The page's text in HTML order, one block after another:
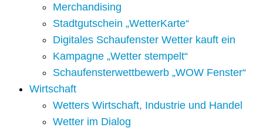
Merchandising
Stadtgutschein „WetterKarte“
Digitales Schaufenster Wetter kauft ein
Kampagne „Wetter stempelt“
Schaufensterwettbewerb „WOW Fenster“
Wirtschaft
Wetters Wirtschaft, Industrie und Handel
Wetter im Dialog